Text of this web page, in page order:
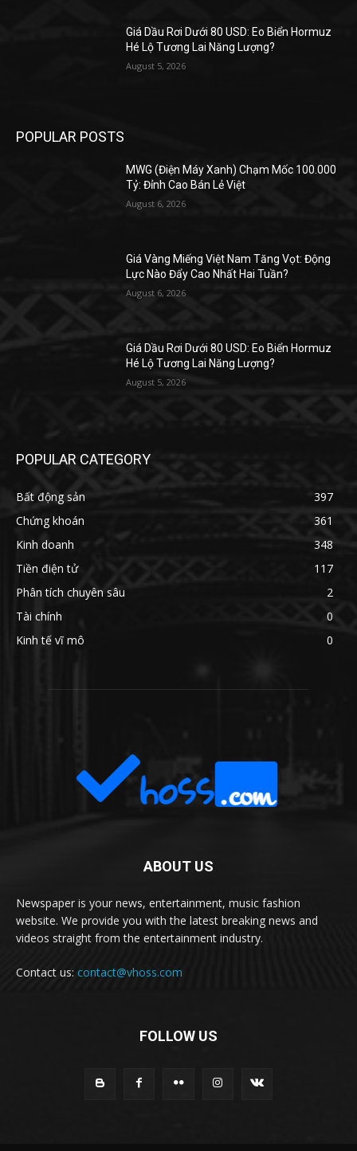
Giá Dầu Rơi Dưới 80 USD: Eo Biển Hormuz
Hé Lộ Tương Lai Năng Lượng?
August 5, 2026
POPULAR POSTS
MWG (Điện Máy Xanh) Chạm Mốc 100.000
Tỷ: Đỉnh Cao Bán Lẻ Việt
August 6, 2026
Giá Vàng Miếng Việt Nam Tăng Vọt: Động
Lực Nào Đẩy Cao Nhất Hai Tuần?
August 6, 2026
Giá Dầu Rơi Dưới 80 USD: Eo Biển Hormuz
Hé Lộ Tương Lai Năng Lượng?
August 5, 2026
POPULAR CATEGORY
Bất động sản
397
Chứng khoán
361
Kinh doanh
348
Tiền điện tử
117
Phân tích chuyên sâu
2
Tài chính
0
Kinh tế vĩ mô
0
ABOUT US
Newspaper is your news, entertainment, music fashion
website. We provide you with the latest breaking news and
videos straight from the entertainment industry.
Contact us: contact@vhoss.com
FOLLOW US